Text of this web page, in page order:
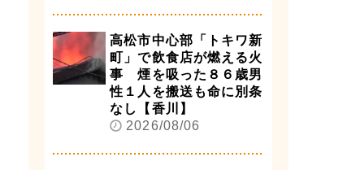
高松市中心部「トキワ新
町」で飲食店が燃える火
事 煙を吸った８６歳男
性１人を搬送も命に別条
なし【香川】
2026/08/06